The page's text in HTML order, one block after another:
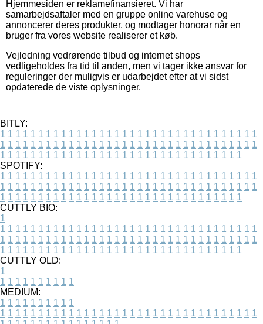
Hjemmesiden er reklamefinansieret. Vi har
samarbejdsaftaler med en gruppe online varehuse og
annoncerer deres produkter, og modtager honorar når en
bruger fra vores website realiserer et køb.
Vejledning vedrørende tilbud og internet shops
vedligeholdes fra tid til anden, men vi tager ikke ansvar for
reguleringer der muligvis er udarbejdet efter at vi sidst
opdaterede de viste oplysninger.
BITLY:
1 1 1 1 1 1 1 1 1 1 1 1 1 1 1 1 1 1 1 1 1 1 1 1 1 1 1 1 1 1 1 1 1 1
1 1 1 1 1 1 1 1 1 1 1 1 1 1 1 1 1 1 1 1 1 1 1 1 1 1 1 1 1 1 1 1 1 1
1 1 1 1 1 1 1 1 1 1 1 1 1 1 1 1 1 1 1 1 1 1 1 1 1 1 1 1 1 1 1 1
SPOTIFY:
1 1 1 1 1 1 1 1 1 1 1 1 1 1 1 1 1 1 1 1 1 1 1 1 1 1 1 1 1 1 1 1 1 1
1 1 1 1 1 1 1 1 1 1 1 1 1 1 1 1 1 1 1 1 1 1 1 1 1 1 1 1 1 1 1 1 1 1
1 1 1 1 1 1 1 1 1 1 1 1 1 1 1 1 1 1 1 1 1 1 1 1 1 1 1 1 1 1 1 1
CUTTLY BIO:
1
1 1 1 1 1 1 1 1 1 1 1 1 1 1 1 1 1 1 1 1 1 1 1 1 1 1 1 1 1 1 1 1 1 1
1 1 1 1 1 1 1 1 1 1 1 1 1 1 1 1 1 1 1 1 1 1 1 1 1 1 1 1 1 1 1 1 1 1
1 1 1 1 1 1 1 1 1 1 1 1 1 1 1 1 1 1 1 1 1 1 1 1 1 1 1 1 1 1 1 1
CUTTLY OLD:
1
1 1 1 1 1 1 1 1 1 1
MEDIUM:
1 1 1 1 1 1 1 1 1 1
1 1 1 1 1 1 1 1 1 1 1 1 1 1 1 1 1 1 1 1 1 1 1 1 1 1 1 1 1 1 1 1 1 1